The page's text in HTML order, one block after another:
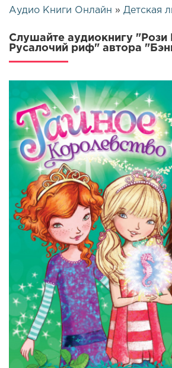
Аудио Книги Онлайн » Детская
Слушайте аудиокнигу "Рози
Русалочий риф" автора